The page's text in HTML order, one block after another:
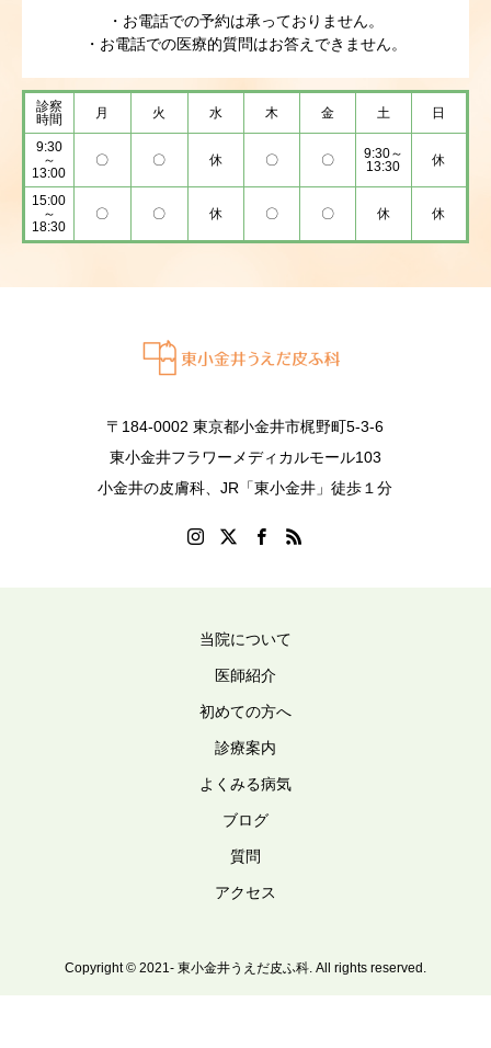
・お電話での予約は承っておりません。
・お電話での医療的質問はお答えできません。
診察
時間
月 火 水 木 金 土 日
9:30
～
13:00
〇 〇 休 〇 〇
9:30～
13:30
休
15:00
～
18:30
〇 〇 休 〇 〇 休 休
〒184-0002 東京都小金井市梶野町5-3-6
東小金井フラワーメディカルモール103
小金井の皮膚科、JR「東小金井」徒歩１分
当院について
医師紹介
初めての方へ
診療案内
よくみる病気
ブログ
質問
アクセス
Copyright © 2021- 東小金井うえだ皮ふ科. All rights reserved.